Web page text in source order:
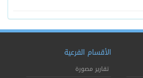
الأقسام الفرعية
تقارير مصورة